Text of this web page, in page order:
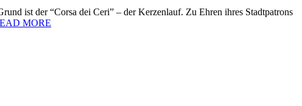
ist der “Corsa dei Ceri” – der Kerzenlauf. Zu Ehren ihres Stadtpatrons
MORE